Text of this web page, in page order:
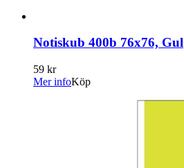
Notiskub 400b 76x76, Gul
59 kr
Mer infoKöp